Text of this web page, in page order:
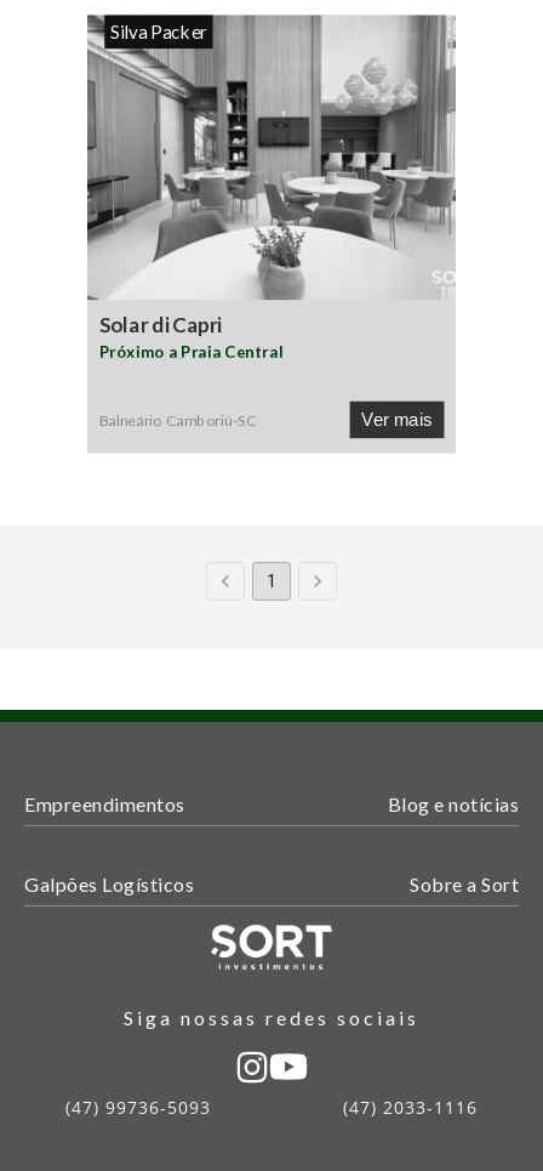
Silva Packer
Solar di Capri
Próximo a Praia Central
Balneário Camboriú-SC Ver mais
1
Empreendimentos Blog e notícias
Galpões Logísticos Sobre a Sort
Siga nossas redes sociais
(47) 99736-5093 (47) 2033-1116